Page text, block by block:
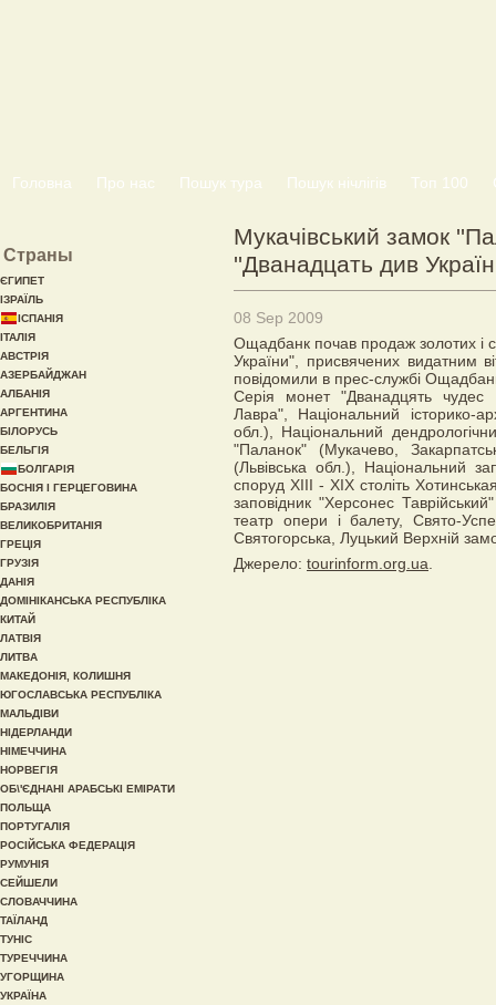
Головна Про нас Пошук тура Пошук нічлігів Топ 100
Мукачівський замок
''Дванадцать див
08 Sep 2009
Ощадбанк почав продаж золотих і
України", присвячених видатним
повідомили в прес-службі
Серія монет "Дванадцять чудес
Лавра", Національний історико-
обл.), Національний
"Паланок" (Мукачево,
(Львівська обл.), Національний
споруд ХIII - ХІХ століть
заповідник "Херсонес
театр опери і балету, Свято-
Святогорська, Луцький Верхній
Джерело: tourinform.org.ua
Страны
ЄГИПЕТ
ІЗРАЇЛЬ
ІСПАНІЯ
ІТАЛІЯ
АВСТРІЯ
АЗЕРБАЙДЖАН
АЛБАНІЯ
АРГЕНТИНА
БІЛОРУСЬ
БЕЛЬГІЯ
БОЛГАРІЯ
БОСНІЯ І ГЕРЦЕГОВИНА
БРАЗИЛІЯ
ВЕЛИКОБРИТАНІЯ
ГРЕЦІЯ
ГРУЗІЯ
ДАНІЯ
ДОМІНІКАНСЬКА РЕСПУБЛІКА
КИТАЙ
ЛАТВІЯ
ЛИТВА
МАКЕДОНІЯ, КОЛИШНЯ
ЮГОСЛАВСЬКА РЕСПУБЛІКА
МАЛЬДІВИ
НІДЕРЛАНДИ
НІМЕЧЧИНА
НОРВЕГІЯ
ОБ\'ЄДНАНІ АРАБСЬКІ ЕМІРАТИ
ПОЛЬЩА
ПОРТУГАЛІЯ
РОСІЙСЬКА ФЕДЕРАЦІЯ
РУМУНІЯ
СЕЙШЕЛИ
СЛОВАЧЧИНА
ТАЇЛАНД
ТУНІС
ТУРЕЧЧИНА
УГОРЩИНА
УКРАЇНА